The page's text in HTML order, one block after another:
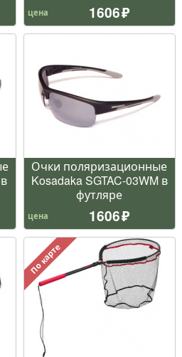
цена 1606
Очки поляризационные
Kosadaka SGTAC-03WM в
футляре
цена 1606
По карте